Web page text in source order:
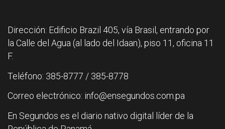
Dirección: Edificio Brazil 405, vía Brasil, entrando por
la Calle del Agua (al lado del Idaan), piso 11, oficina 11
F.
Teléfono: 385-8777 / 385-8778
Correo electrónico: info@ensegundos.com.pa
En Segundos es el diario nativo digital líder de la